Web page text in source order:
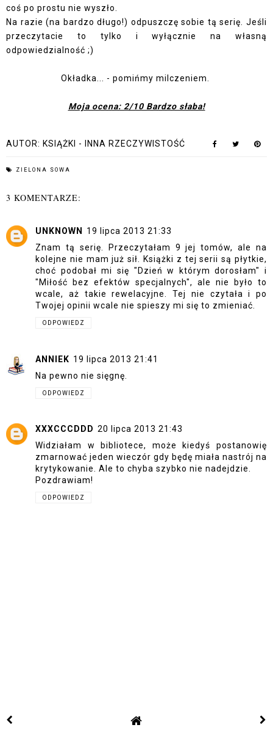
coś po prostu nie wyszło.
Na razie (na bardzo długo!) odpuszczę sobie tą serię. Jeśli
przeczytacie to tylko i wyłącznie na własną
odpowiedzialność ;)
Okładka... - pomińmy milczeniem.
Moja ocena: 2/10 Bardzo słaba!
AUTOR: KSIĄŻKI - INNA RZECZYWISTOŚĆ
ZIELONA SOWA
3 KOMENTARZE:
UNKNOWN
19 lipca 2013 21:33
Znam tą serię. Przeczytałam 9 jej tomów, ale na
kolejne nie mam już sił. Książki z tej serii są płytkie,
choć podobał mi się "Dzień w którym dorosłam" i
"Miłość bez efektów specjalnych", ale nie było to
wcale, aż takie rewelacyjne. Tej nie czytała i po
Twojej opinii wcale nie spieszy mi się to zmieniać.
ODPOWIEDZ
ANNIEK 19 lipca 2013 21:41
Na pewno nie sięgnę.
ODPOWIEDZ
XXXCCCDDD 20 lipca 2013 21:43
Widziałam w bibliotece, może kiedyś postanowię
zmarnować jeden wieczór gdy będę miała nastrój na
krytykowanie. Ale to chyba szybko nie nadejdzie.
Pozdrawiam!
ODPOWIEDZ